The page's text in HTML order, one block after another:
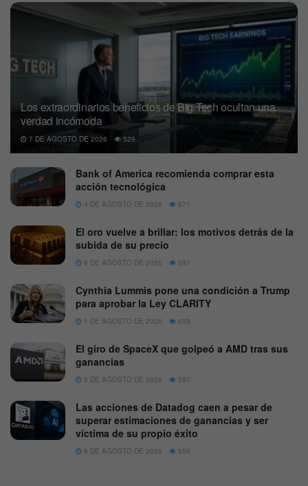
Los extraordinarios beneficios de Big Tech ocultan una
verdad incómoda
7 DE AGOSTO DE 2026 529
Bank of America recomienda comprar esta
acción tecnológica
4 DE AGOSTO DE 2026 671
El oro vuelve a brillar: los motivos detrás de la
subida de su precio
6 DE AGOSTO DE 2026 591
Cynthia Lummis pone una condición a Trump
para aprobar la Ley CLARITY
1 DE AGOSTO DE 2026 659
El giro de SpaceX que golpeó a AMD tras sus
ganancias
5 DE AGOSTO DE 2026 587
Las acciones de Datadog caen a pesar de
superar estimaciones de ganancias y ser
víctima de su propio éxito
6 DE AGOSTO DE 2026 559